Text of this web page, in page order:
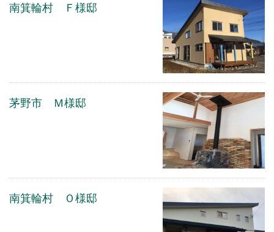
南箕輪村 Ｆ様邸
茅野市 Ｍ様邸
南箕輪村 Ｏ様邸